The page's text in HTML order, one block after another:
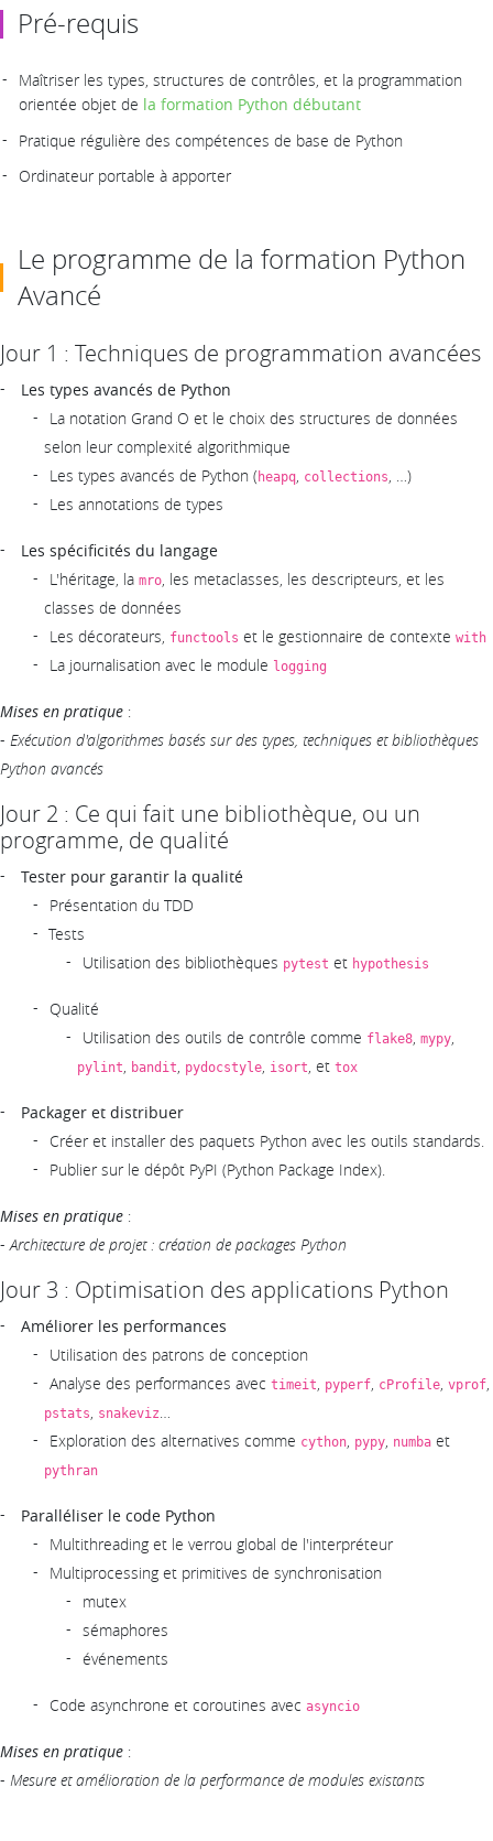
Pré-requis
Maîtriser les types, structures de contrôles, et la programmation
orientée objet de la formation Python débutant
Pratique régulière des compétences de base de Python
Ordinateur portable à apporter
Le programme de la formation Python
Avancé
Jour 1 : Techniques de programmation avancées
Les types avancés de Python
La notation Grand O et le choix des structures de données
selon leur complexité algorithmique
Les types avancés de Python (heapq, collections, …)
Les annotations de types
Les spécificités du langage
L'héritage, la mro, les metaclasses, les descripteurs, et les
classes de données
Les décorateurs, functools et le gestionnaire de contexte with
La journalisation avec le module logging
Mises en pratique :
- Exécution d'algorithmes basés sur des types, techniques et bibliothèques
Python avancés
Jour 2 : Ce qui fait une bibliothèque, ou un
programme, de qualité
Tester pour garantir la qualité
Présentation du TDD
Tests
Utilisation des bibliothèques pytest et hypothesis
Qualité
Utilisation des outils de contrôle comme flake8, mypy,
pylint, bandit, pydocstyle, isort, et tox
Packager et distribuer
Créer et installer des paquets Python avec les outils standards.
Publier sur le dépôt PyPI (Python Package Index).
Mises en pratique :
-Architecture de projet : création de packages Python
Jour 3 : Optimisation des applications Python
Améliorer les performances
Utilisation des patrons de conception
Analyse des performances avec timeit, pyperf, cProfile, vprof,
pstats, snakeviz…
Exploration des alternatives comme cython, pypy, numba et
pythran
Paralléliser le code Python
Multithreading et le verrou global de l'interpréteur
Multiprocessing et primitives de synchronisation
mutex
sémaphores
événements
Code asynchrone et coroutines avec asyncio
Mises en pratique :
- Mesure et amélioration de la performance de modules existants